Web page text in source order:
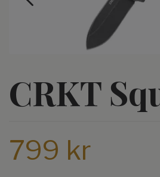
CRKT
799 kr